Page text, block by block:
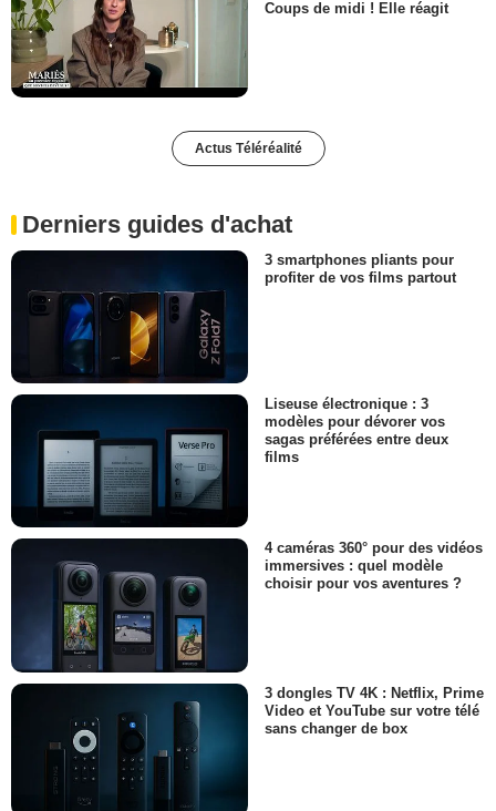
Coups de midi ! Elle réagit
Actus Téléréalité
Derniers guides d'achat
3 smartphones pliants pour
profiter de vos films partout
Liseuse électronique : 3
modèles pour dévorer vos
sagas préférées entre deux
films
4 caméras 360° pour des vidéos
immersives : quel modèle
choisir pour vos aventures ?
3 dongles TV 4K : Netflix, Prime
Video et YouTube sur votre télé
sans changer de box